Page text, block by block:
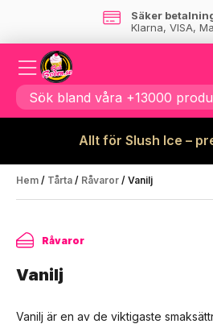
Skandinaviskt
- ingen tull
Allt för Slush Ice –
Hem / Tårta / Råvaror / Vanilj
Råvaror
Vanilj
Vanilj är en av de viktigaste